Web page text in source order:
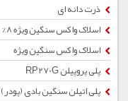
ذرت دانه ای
اسلاک واکس سنگین ویژه 8%
اسلاک واکس سنگین ویژه
پلی پروپیلن RP270G
پلی اتیلن سنگین بادی (پودر) BL4